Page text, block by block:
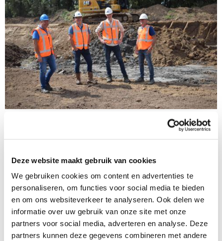
Deze website maakt gebruik van cookies
We gebruiken cookies om content en advertenties te
personaliseren, om functies voor social media te bieden
en om ons websiteverkeer te analyseren. Ook delen we
informatie over uw gebruik van onze site met onze
partners voor social media, adverteren en analyse. Deze
partners kunnen deze gegevens combineren met andere
in volle gang